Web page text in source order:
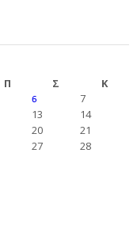
Π Σ
Κ
6
7
13 14
20 21
27 28